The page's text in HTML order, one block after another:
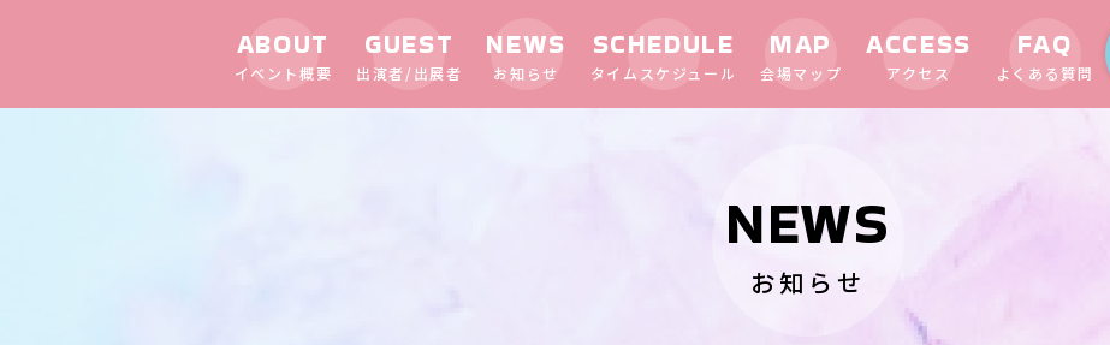
ABOUT
イベント概要
GUEST
出演者/出展者
NEWS
お知らせ
SCHEDULE
タイムスケジュール
MAP
会場マップ
ACCESS
アクセス
FAQ
よくある質問
NEWS
お知らせ